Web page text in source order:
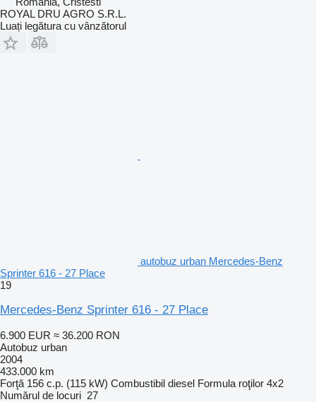
ROYAL DRU AGRO S.R.L.
Luați legătura cu vânzătorul
autobuz urban Mercedes-Benz
Sprinter 616 - 27 Place
19
Mercedes-Benz Sprinter 616 - 27 Place
6.900 EUR ≈ 36.200 RON
Autobuz urban
2004
433.000 km
Forţă 156 c.p. (115 kW) Combustibil diesel Formula roţilor 4x2
Numărul de locuri 27